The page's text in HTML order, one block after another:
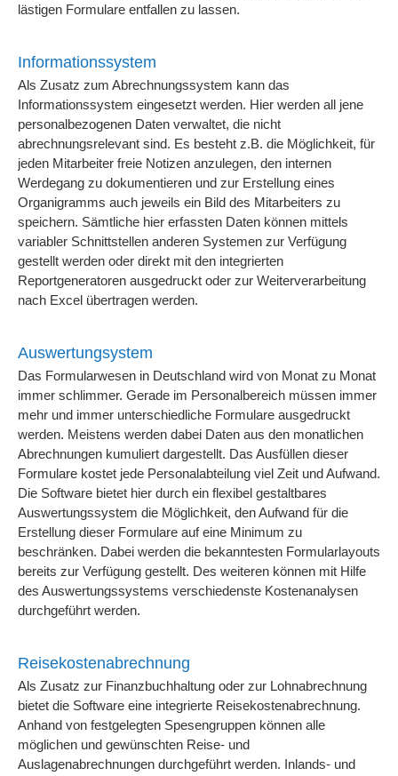
lästigen Formulare entfallen zu lassen.
Informationssystem
Als Zusatz zum Abrechnungssystem kann das
Informationssystem eingesetzt werden. Hier werden all jene
personalbezogenen Daten verwaltet, die nicht
abrechnungsrelevant sind. Es besteht z.B. die Möglichkeit, für
jeden Mitarbeiter freie Notizen anzulegen, den internen
Werdegang zu dokumentieren und zur Erstellung eines
Organigramms auch jeweils ein Bild des Mitarbeiters zu
speichern. Sämtliche hier erfassten Daten können mittels
variabler Schnittstellen anderen Systemen zur Verfügung
gestellt werden oder direkt mit den integrierten
Reportgeneratoren ausgedruckt oder zur Weiterverarbeitung
nach Excel übertragen werden.
Auswertungsystem
Das Formularwesen in Deutschland wird von Monat zu Monat
immer schlimmer. Gerade im Personalbereich müssen immer
mehr und immer unterschiedliche Formulare ausgedruckt
werden. Meistens werden dabei Daten aus den monatlichen
Abrechnungen kumuliert dargestellt. Das Ausfüllen dieser
Formulare kostet jede Personalabteilung viel Zeit und Aufwand.
Die Software bietet hier durch ein flexibel gestaltbares
Auswertungssystem die Möglichkeit, den Aufwand für die
Erstellung dieser Formulare auf eine Minimum zu
beschränken. Dabei werden die bekanntesten Formularlayouts
bereits zur Verfügung gestellt. Des weiteren können mit Hilfe
des Auswertungssystems verschiedenste Kostenanalysen
durchgeführt werden.
Reisekostenabrechnung
Als Zusatz zur Finanzbuchhaltung oder zur Lohnabrechnung
bietet die Software eine integrierte Reisekostenabrechnung.
Anhand von festgelegten Spesengruppen können alle
möglichen und gewünschten Reise- und
Auslagenabrechnungen durchgeführt werden. Inlands- und